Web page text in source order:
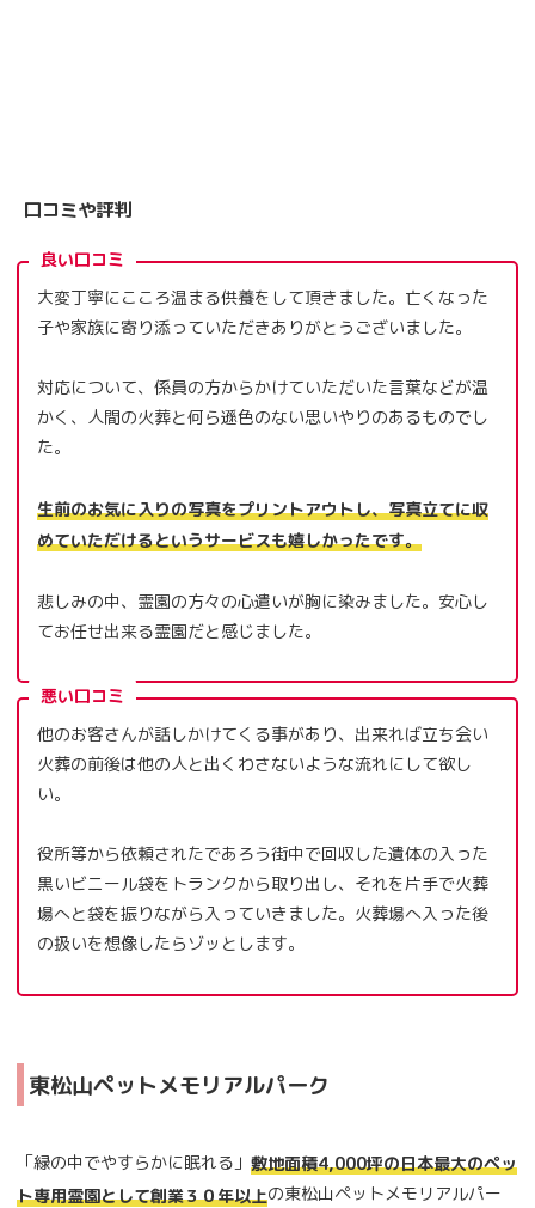
口コミや評判
良い口コミ
大変丁寧にこころ温まる供養をして頂きました。亡くなった
子や家族に寄り添っていただきありがとうございました。
対応について、係員の方からかけていただいた言葉などが温
かく、人間の火葬と何ら遜色のない思いやりのあるものでし
た。
生前のお気に入りの写真をプリントアウトし、写真立てに収
めていただけるというサービスも嬉しかったです。
悲しみの中、霊園の方々の心遣いが胸に染みました。安心し
てお任せ出来る霊園だと感じました。
悪い口コミ
他のお客さんが話しかけてくる事があり、出来れば立ち会い
火葬の前後は他の人と出くわさないような流れにして欲し
い。
役所等から依頼されたであろう街中で回収した遺体の入った
黒いビニール袋をトランクから取り出し、それを片手で火葬
場へと袋を振りながら入っていきました。火葬場へ入った後
の扱いを想像したらゾッとします。
東松山ペットメモリアルパーク
「緑の中でやすらかに眠れる」 敷地面積4,000坪の日本最大のペッ
ト専用霊園として創業３０年以上の東松山ペットメモリアルパー